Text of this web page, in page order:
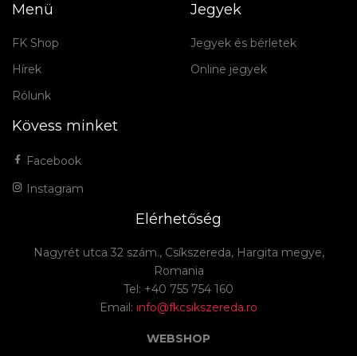
Menü
FK Shop
Hírek
Rólunk
Jegyek
Jegyek és bérletek
Online jegyek
Kövess minket
Facebook
Instagram
Elérhetőség
Nagyrét utca 32 szám., Csíkszereda, Hargita megye,
Romania
Tel: +40 755 754 160
Email: info@fkcsikszereda.ro
WEBSHOP